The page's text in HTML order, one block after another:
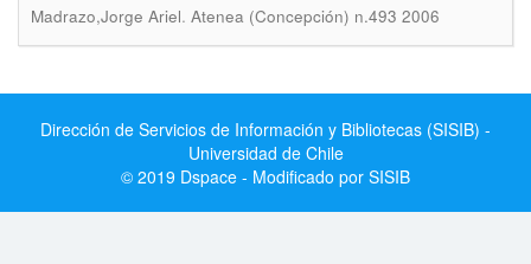
Madrazo,Jorge Ariel. Atenea (Concepción) n.493 2006
Dirección de Servicios de Información y Bibliotecas (SISIB) -
Universidad de Chile
© 2019 Dspace - Modificado por SISIB